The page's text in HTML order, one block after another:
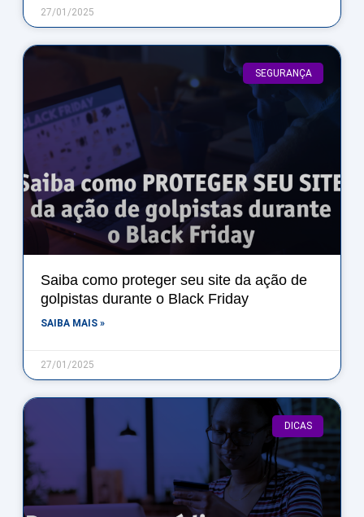
27/01/2025
SEGURANÇA
Saiba como proteger seu site da ação de
golpistas durante o Black Friday
SAIBA MAIS »
27/01/2025
DICAS